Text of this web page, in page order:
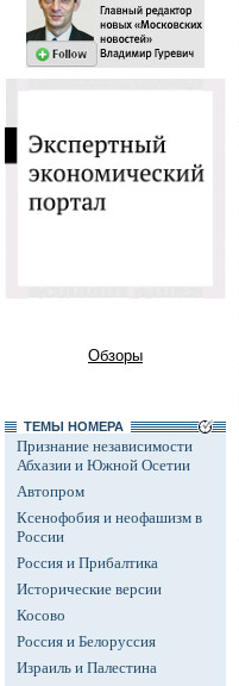
Обзоры
ТЕМЫ НОМЕРА
Признание независимости
Абхазии и Южной Осетии
Автопром
Ксенофобия и неофашизм в
России
Россия и Прибалтика
Исторические версии
Косово
Россия и Белоруссия
Израиль и Палестина